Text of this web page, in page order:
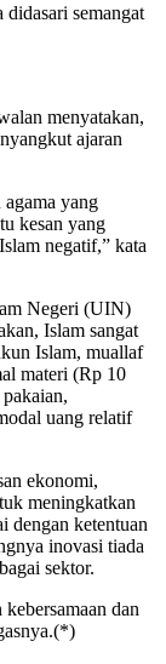
semangat
menyatakan,
ajaran
agama yang
kesan yang
negatif,” kata
Negeri (UIN)
Islam sangat
Islam, muallaf
materi (Rp 10
uang relatif
ekonomi,
meningkatkan
dengan ketentuan
inovasi tiada
sektor.
dan